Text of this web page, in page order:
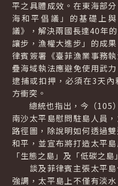
平之具體成效。在東海部
海和平倡議」的基礎上
議》，解決兩國長達40年
讓步，漁權大進步」的成
律賓簽署《臺菲漁業事務
疊海域執法應避免使用武
逮捕或扣押，必須在3天
方衝突。
總統也指出，今（105
南沙太平島慰問駐島人員
路徑圖，除說明如何透過
和平，並宣布將打造太平
「生態之島」及「低碳之島
談及菲律賓主張太平島
強調，太平島上不僅有淡